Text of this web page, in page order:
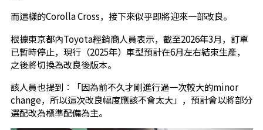
而這樣的Corolla Cross，接下來似乎即將迎來一部改良。
根據東京都內Toyota經銷商人員表示，截至2026年3月，訂單
已暫時停止，現行（2025年）車型預計在6月左右結束生產，
之後將切換為改良後版本。
該人員也提到：「因為前不久才剛進行過一次較大的minor
change，所以這次改良幅度應該不會太大」，預計會以將部分
選配改為標準配備為主。